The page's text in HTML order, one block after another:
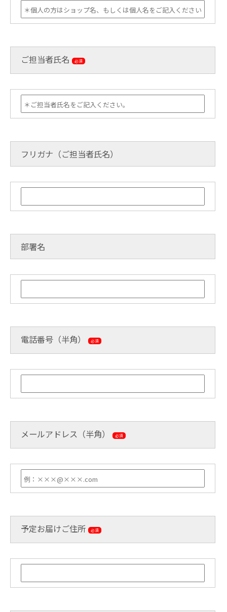
ご担当者氏名 必須
フリガナ（ご担当者氏名）
部署名
電話番号（半角） 必須
メールアドレス（半角） 必須
予定お届けご住所 必須